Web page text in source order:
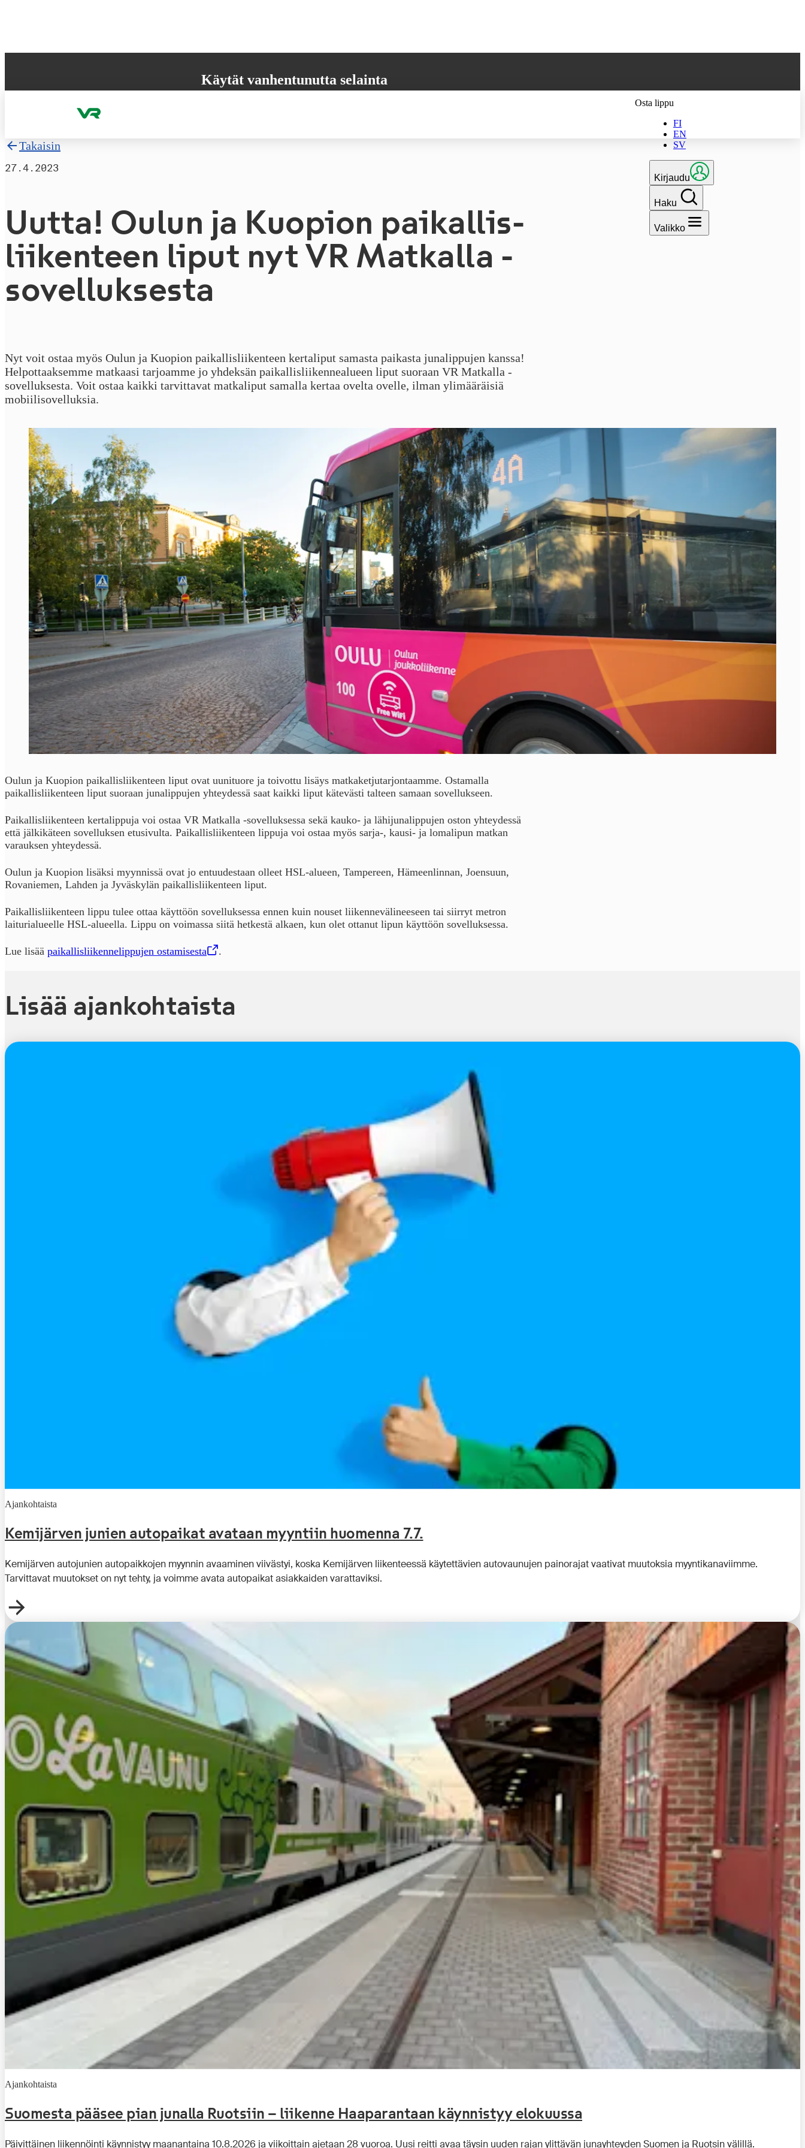
Käytät vanhentunutta selainta
Osta lippu
FI
EN
SV
Kirjaudu
Haku
Valikko
Takaisin
27.4.2023
Uutta! Oulun ja Kuopion pai­kal­lis­
lii­ken­teen liput nyt VR Matkalla -
so­vel­luk­ses­ta
Nyt voit ostaa myös Oulun ja Kuopion paikallisliikenteen kertaliput samasta paikasta junalippujen kanssa!
Helpottaaksemme matkaasi tarjoamme jo yhdeksän paikallisliikennealueen liput suoraan VR Matkalla -
sovelluksesta. Voit ostaa kaikki tarvittavat matkaliput samalla kertaa ovelta ovelle, ilman ylimääräisiä
mobiilisovelluksia.
Oulun ja Kuopion paikallisliikenteen liput ovat uunituore ja toivottu lisäys matkaketjutarjontaamme. Ostamalla
paikallisliikenteen liput suoraan junalippujen yhteydessä saat kaikki liput kätevästi talteen samaan sovellukseen.
Paikallisliikenteen kertalippuja voi ostaa VR Matkalla -sovelluksessa sekä kauko- ja lähijunalippujen oston yhteydessä
että jälkikäteen sovelluksen etusivulta. Paikallisliikenteen lippuja voi ostaa myös sarja-, kausi- ja lomalipun matkan
varauksen yhteydessä.
Oulun ja Kuopion lisäksi myynnissä ovat jo entuudestaan olleet HSL-alueen, Tampereen, Hämeenlinnan, Joensuun,
Rovaniemen, Lahden ja Jyväskylän paikallisliikenteen liput.
Paikallisliikenteen lippu tulee ottaa käyttöön sovelluksessa ennen kuin nouset liikennevälineeseen tai siirryt metron
laiturialueelle HSL-alueella. Lippu on voimassa siitä hetkestä alkaen, kun olet ottanut lipun käyttöön sovelluksessa.
Lue lisää paikallisliikennelippujen ostamisesta
,Avataan uudessa välilehdessä .
Lisää ajankohtaista
Ajankohtaista
Kemijärven junien autopaikat avataan myyntiin huomenna 7.7.
Kemijärven autojunien autopaikkojen myynnin avaaminen viivästyi, koska Kemijärven liikenteessä käytettävien autovaunujen painorajat vaativat muutoksia myyntikanaviimme.
Tarvittavat muutokset on nyt tehty, ja voimme avata autopaikat asiakkaiden varattaviksi.
Ajankohtaista
Suomesta pääsee pian junalla Ruotsiin – liikenne Haaparantaan käynnistyy elokuussa
Päivittäinen liikennöinti käynnistyy maanantaina 10.8.2026 ja viikoittain ajetaan 28 vuoroa. Uusi reitti avaa täysin uuden rajan ylittävän junayhteyden Suomen ja Ruotsin välillä.